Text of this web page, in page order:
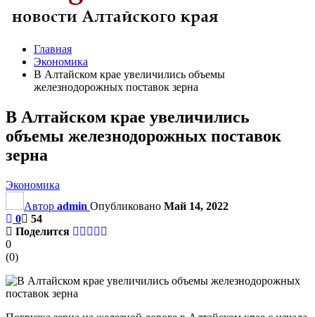
Главная
Экономика
В Алтайском крае увеличились объемы
железнодорожных поставок зерна
В Алтайском крае увеличились
объемы железнодорожных поставок
зерна
Экономика
Автор admin Опубликовано Май 14, 2022
0
54
Поделится
0
(0)